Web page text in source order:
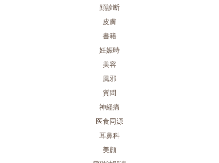
顔診断
皮膚
書籍
妊娠時
美容
風邪
質問
神経痛
医食同源
耳鼻科
美顔